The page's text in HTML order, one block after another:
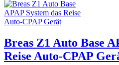
Breas Z1 Auto Base
Reise Auto-CPAP